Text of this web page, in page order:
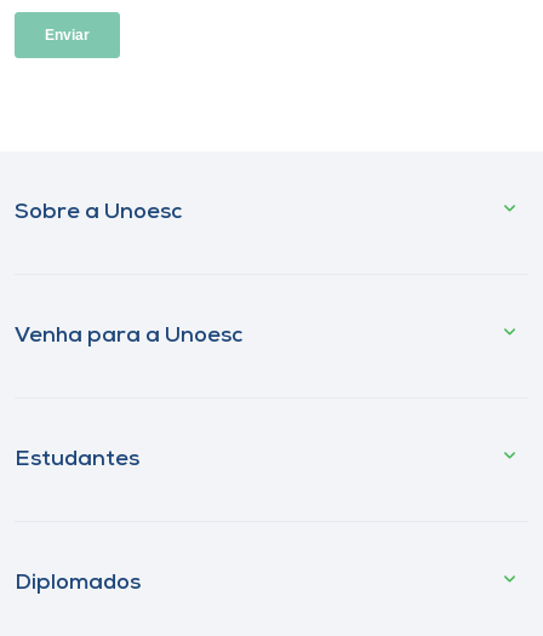
Sobre a Unoesc
Venha para a Unoesc
Estudantes
Diplomados